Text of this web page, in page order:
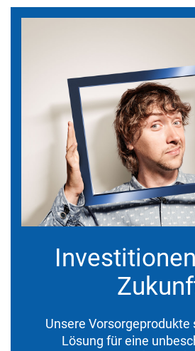
Unsere Vorsorgeprodukte
Lösung für eine